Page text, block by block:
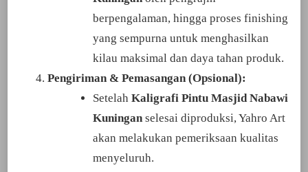
berpengalaman, hingga proses finishing
yang sempurna untuk menghasilkan
kilau maksimal dan daya tahan produk.
Pengiriman & Pemasangan (Opsional):
Setelah Kaligrafi Pintu Masjid Nabawi
Kuninganselesai diproduksi, Yahro Art
akan melakukan pemeriksaan kualitas
menyeluruh.